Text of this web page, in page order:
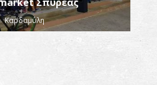
Καρδαμύλη